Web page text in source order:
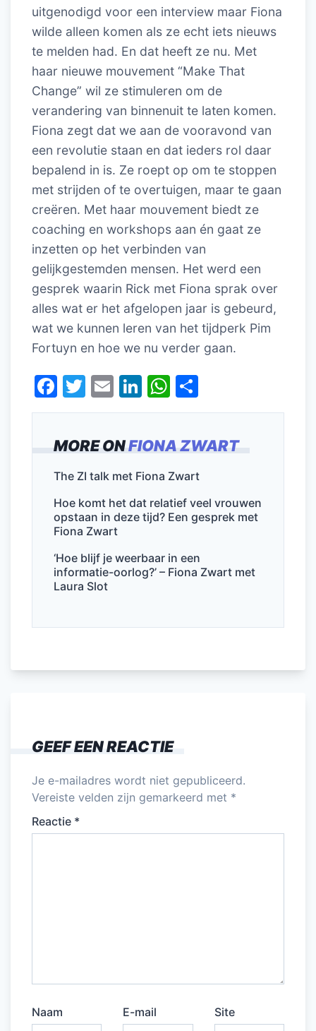
MORE ONFIONA ZWART
The ZI talk met Fiona Zwart
Hoe komt het dat relatief veel vrouwen
opstaan in deze tijd? Een gesprek met
Fiona Zwart
‘Hoe blijf je weerbaar in een
informatie-oorlog?’ – Fiona Zwart met
Laura Slot
uitgenodigd voor een interview maar Fiona
wilde alleen komen als ze echt iets nieuws
te melden had. En dat heeft ze nu. Met
haar nieuwe mouvement “Make That
Change” wil ze stimuleren om de
verandering van binnenuit te laten komen.
Fiona zegt dat we aan de vooravond van
een revolutie staan en dat ieders rol daar
bepalend in is. Ze roept op om te stoppen
met strijden of te overtuigen, maar te gaan
creëren. Met haar mouvement biedt ze
coaching en workshops aan én gaat ze
inzetten op het verbinden van
gelijkgestemden mensen. Het werd een
gesprek waarin Rick met Fiona sprak over
alles wat er het afgelopen jaar is gebeurd,
wat we kunnen leren van het tijdperk Pim
Fortuyn en hoe we nu verder gaan.
F
a
e
b
o
o
k
T
w
er
E
m
l
Li
n
e
dI
n
W
h
s
A
p
p
el
n
GEEF EEN REACTIE
Je e-mailadres wordt niet gepubliceerd.
Vereiste velden zijn gemarkeerd met *
Reactie *
Naam E-mail Site